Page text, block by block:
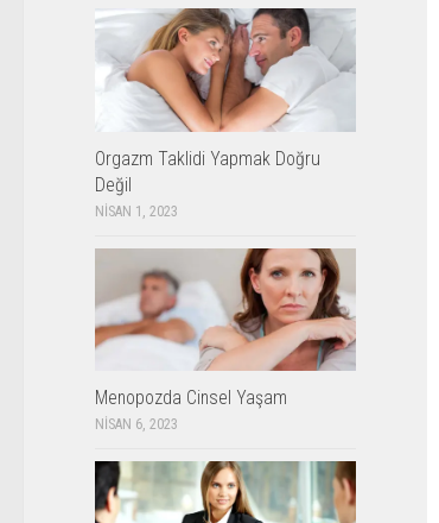
Orgazm Taklidi Yapmak Doğru
Değil
NISAN 1, 2023
Menopozda Cinsel Yaşam
NISAN 6, 2023